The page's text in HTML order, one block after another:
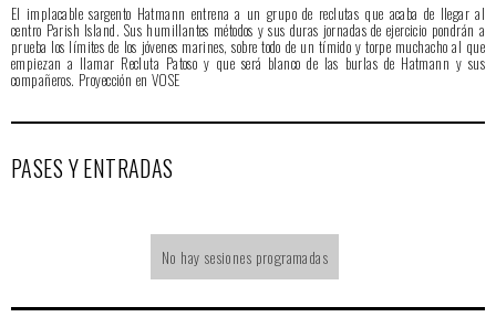
El implacable sargento Hatmann entrena a un grupo de reclutas que acaba de llegar al
centro Parish Island. Sus humillantes métodos y sus duras jornadas de ejercicio pondrán a
prueba los límites de los jóvenes marines, sobre todo de un tímido y torpe muchacho al que
empiezan a llamar Recluta Patoso y que será blanco de las burlas de Hatmann y sus
compañeros. Proyección en VOSE
PASES Y ENTRADAS
No hay sesiones programadas